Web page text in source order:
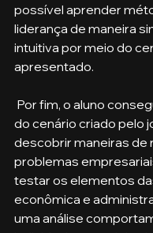
possível aprender
liderança de maneira
intuitiva por meio do
apresentado.
do cenário criado pelo
descobrir maneiras de
problemas
testar os elementos
econômica e
uma análise